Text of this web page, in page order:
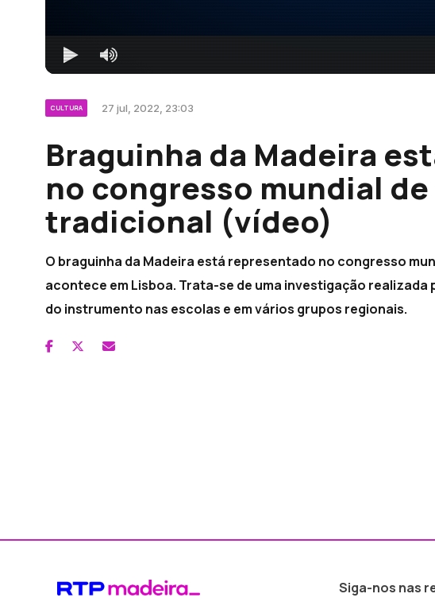
CULTURA 27 jul, 2022, 23:03
Braguinha da Madeira
no congresso mundial
tradicional (vídeo)
O braguinha da Madeira está representado no congresso
acontece em Lisboa. Trata-se de uma investigação
do instrumento nas escolas e em vários grupos regionais.
Siga-nos nas